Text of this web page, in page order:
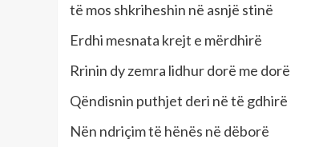
të mos shkriheshin në asnjë stinë
Erdhi mesnata krejt e mërdhirë
Rrinin dy zemra lidhur dorë me dorë
Qëndisnin puthjet deri në të gdhirë
Nën ndriçim të hënës në dëborë